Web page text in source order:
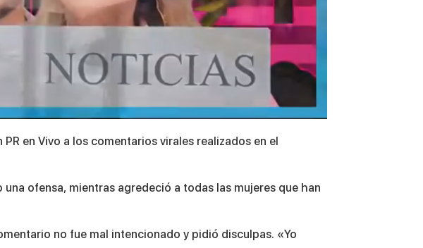
en Vivo a los comentarios virales realizados en el
ofensa, mientras agredeció a todas las mujeres que han
no fue mal intencionado y pidió disculpas. «Yo